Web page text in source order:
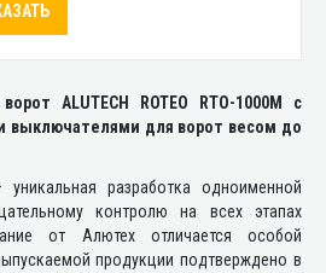
ALUTECH ROTEO RTО-1000M с
для ворот весом до
уникальная разработка одноименной
контролю на всех этапах
от Алютех отличается особой
продукции подтверждено в